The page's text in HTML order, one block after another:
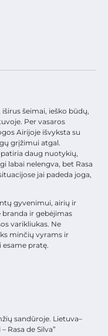
šeimai, ieško būdų,
Per vasaros
Airijoje išvyksta su
grįžimui atgal.
daug nuotykių,
labai nelengva, bet Rasa
jai padeda joga,
gyvenimui, airių ir
ir gebėjimas
varikliukas. Ne
minčių vyrams ir
pratę.
sandūroje. Lietuva–
Rasa de Silva”